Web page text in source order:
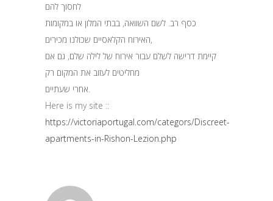
לחסוך להם
כסף רב. לשם השוואה, בבתי המלון או במקומות
האירוח הקלאסיים שכולנו מכירים,
קיימת דרישה לשלם עבור אירוח של לילה שלם, גם אם
מחליטים לעזוב את המקום רק
אחרי שעתיים.
Here is my site ::
https://victoriaportugal.com/categors/Discreet-
apartments-in-Rishon-Lezion.php